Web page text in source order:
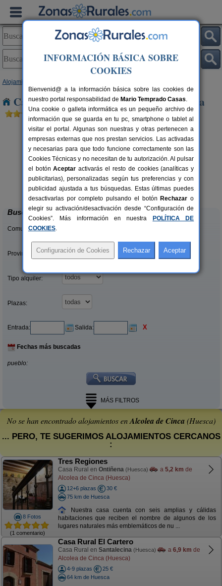
Alojamientos
Casas Rurales cerca de Alcolea de Cinca
7+2 pers.
desde40 €
Mirador de La Herradura
Embún (Huesca)
Buscar
Comunidades:
Provincias/Islas:
Tipo alquiler:
Plazas:
Entrada: Salida: X
Fechas más buscadas
pueblo:
MÁS FILTROS
No se han encontrado alojamientos enAlcolea de Cinca (Huesca)
... PERO, TE SUGERIMOS ALOJAMIENTOS CERCANOS
:
8 Fotos
(1 comentario)
Tres Regiones
Casa Rural en Ontiñena (Huesca) a 5,2 km de
Alcolea de Cinca (Huesca)
12+6 plazas
30 €
75 km de Huesca
Nuestra casa cuenta con seis amplias y cálidas
habitaciones que reciben el nombre de algunos de los
lugares naturales más emblemáticos de nu ...
Casa Rural El Cartero
Casa Rural en Santalecina (Huesca) a 6,9 km de
Alcolea de Cinca (Huesca)
4-9 plazas
25 €
64 km de Huesca
INFORMACIÓN BÁSICA SOBRE
COOKIES
Bienvenid@ a la información básica sobre las cookies de
nuestro portal responsabilidad de Mario Temprado Casas.
Una cookie o galleta informática es un pequeño archivo de
información que se guarda en tu pc, smartphone o tablet al
visitar el portal. Algunas son nuestras y otras pertenecen a
empresas externas que nos prestan servicios. Las activadas
y necesarias para que todo funcione correctamente son las
Cookies Técnicas y no necesitan de tu autorización. Al pulsar
el botónAceptar activarás el resto de cookies (analíticas y
publicitarias), personalizadas según tus preferencias y con
publicidad ajustada a tus búsquedas. Estas últimas puedes
desactivarlas por completo pulsando el botón Rechazar o
elegir su activación/desactivación desde “Configuración de
Cookies”. Más información en nuestra
POLÍTICA DE
COOKIES.